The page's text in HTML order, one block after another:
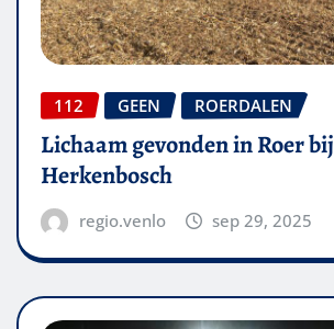
112 GEEN ROERDALEN
Lichaam gevonden in Roer bij
Herkenbosch
regio.venlo sep 29, 2025